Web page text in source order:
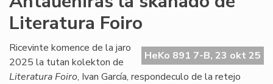
Literatura Foiro
HeKo 891 7-B, 23 okt 25
Ricevinte komence de la jaro
2025 la tutan kolekton de
Literatura Foiro, Ivan García, respondeculo de la retejo